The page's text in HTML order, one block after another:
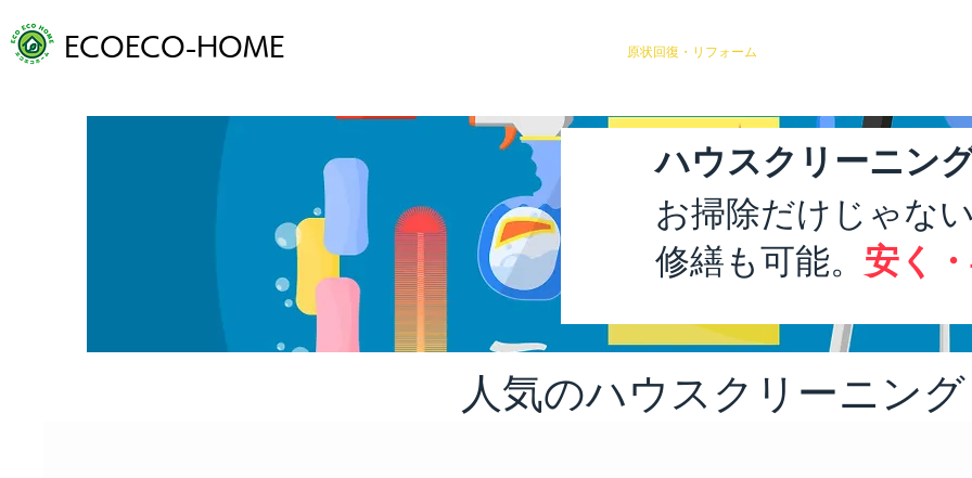
ECOECO-HOME 原状回復・リフォーム
ハウスクリーニン
お掃除だけじゃな
​修繕も可能。 安く
人気のハウスクリーニング